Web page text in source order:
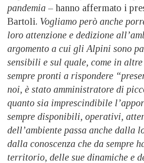
pandemia – hanno affermato i
Bartoli. Vogliamo però anche
loro attenzione e dedizione
argomento a cui gli Alpini sono
sensibili e sul quale, come in
sempre pronti a rispondere
noi, è stato amministratore di
quanto sia imprescindibile
sempre disponibili, operativi,
dell’ambiente passa anche dalla
dalla conoscenza che da sempre
territorio, delle sue dinamiche e